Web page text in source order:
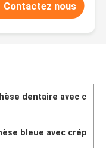
Contactez nous
dentaire avec c
bleue avec crép